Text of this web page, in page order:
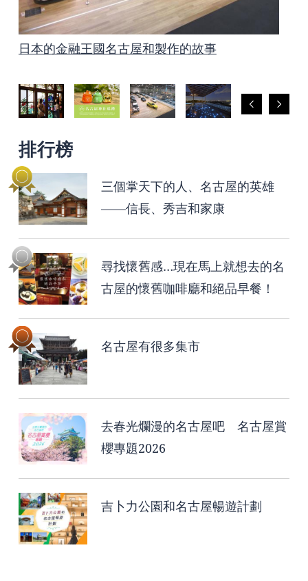
日本的金融王國名古屋和製作的故事
泡溫泉是名古屋最好的放鬆方法！
名古屋有很多集市
愛知和名古屋著名的賞花景點
上鏡的名古屋
三個掌天下的人、名古屋的英雄——信長、秀吉
名古屋和愛知的文化遺產 製造的傳統技術、藝
非常適合孩子的名古屋
乘坐Me～guru巴士的復古照片之旅
拝拝 名古屋神社巡禮
排行榜
三個掌天下的人、名古屋的英雄
——信長、秀吉和家康
尋找懷舊感…現在馬上就想去的名
古屋的懷舊咖啡廳和絕品早餐！
名古屋有很多集市
去春光爛漫的名古屋吧 名古屋賞
櫻專題2026
吉卜力公園和名古屋暢遊計劃